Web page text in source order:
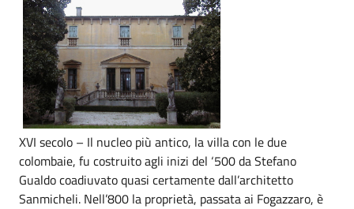
XVI secolo – Il nucleo più antico, la villa con le due
colombaie, fu costruito agli inizi del ‘500 da Stefano
Gualdo coadiuvato quasi certamente dall’architetto
Sanmicheli. Nell’800 la proprietà, passata ai Fogazzaro, è